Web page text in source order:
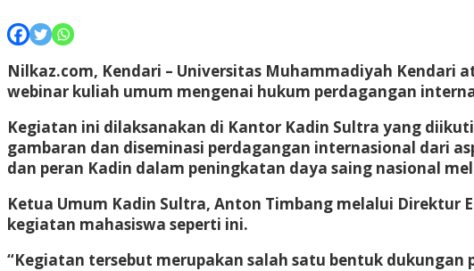
Nilkaz.com, Kendari – Universitas Muhammadiyah Kendari
webinar kuliah umum mengenai hukum perdagangan
Kegiatan ini dilaksanakan di Kantor Kadin Sultra yang
gambaran dan diseminasi perdagangan internasional dari
dan peran Kadin dalam peningkatan daya saing nasional
Ketua Umum Kadin Sultra, Anton Timbang melalui
kegiatan mahasiswa seperti ini.
“Kegiatan tersebut merupakan salah satu bentuk